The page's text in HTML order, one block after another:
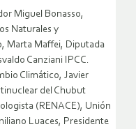
Miguel Bonasso,
Naturales y
Marta Maffei, Diputada
Canziani IPCC.
Climático, Javier
del Chubut
(RENACE), Unión
Luaces, Presidente